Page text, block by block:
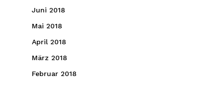
Juni 2018
Mai 2018
April 2018
März 2018
Februar 2018